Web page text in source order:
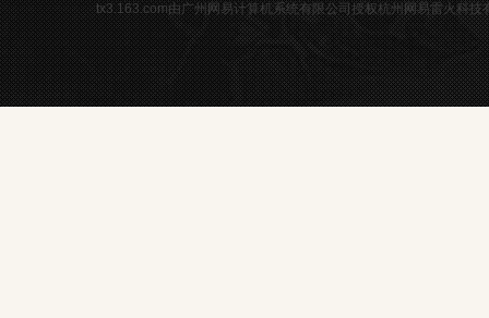
tx3.163.com由广州网易计算机系统有限公司授权杭州网易雷火科技